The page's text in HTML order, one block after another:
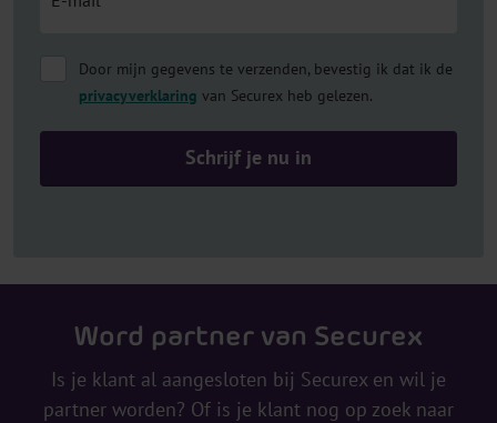
Door mijn gegevens te verzenden, bevestig ik dat ik de
privacyverklaring van Securex heb gelezen.
Word partner van Securex
Is je klant al aangesloten bij Securex en wil je
partner worden? Of is je klant nog op zoek naar